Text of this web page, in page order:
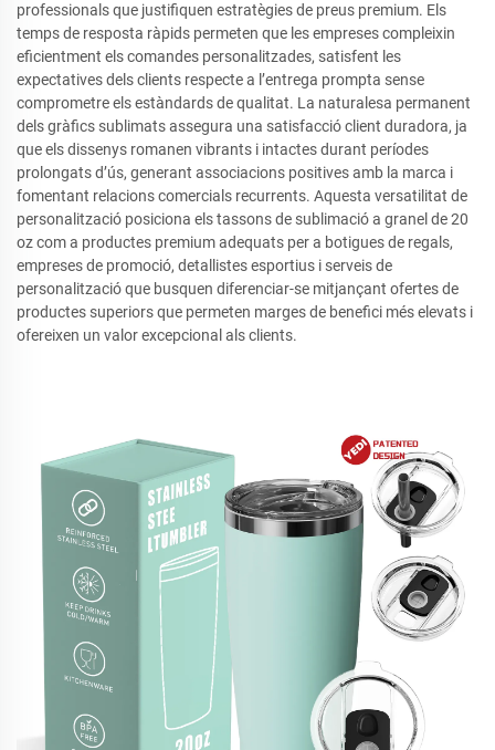
professionals que justifiquen estratègies de preus premium. Els
temps de resposta ràpids permeten que les empreses compleixin
eficientment els comandes personalitzades, satisfent les
expectatives dels clients respecte a l’entrega prompta sense
comprometre els estàndards de qualitat. La naturalesa permanent
dels gràfics sublimats assegura una satisfacció client duradora, ja
que els dissenys romanen vibrants i intactes durant períodes
prolongats d’ús, generant associacions positives amb la marca i
fomentant relacions comercials recurrents. Aquesta versatilitat de
personalització posiciona els tassons de sublimació a granel de 20
oz com a productes premium adequats per a botigues de regals,
empreses de promoció, detallistes esportius i serveis de
personalització que busquen diferenciar-se mitjançant ofertes de
productes superiors que permeten marges de benefici més elevats i
ofereixen un valor excepcional als clients.